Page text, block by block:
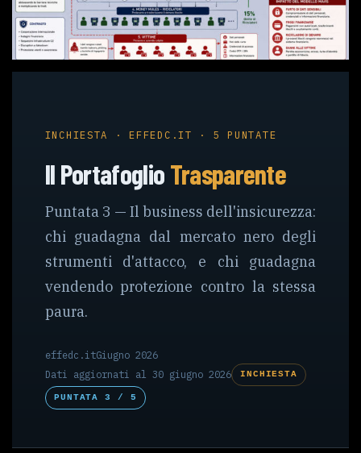
INCHIESTA · EFFEDC.IT · 5 PUNTATE
Il PortafoglioTrasparente
Puntata 3 — Il business dell'insicurezza:
chi guadagna dal mercato nero degli
strumenti d'attacco, e chi guadagna
vendendo protezione contro la stessa
paura.
effedc.itGiugno 2026
Dati aggiornati al 30 giugno 2026
INCHIESTA
PUNTATA 3 / 5